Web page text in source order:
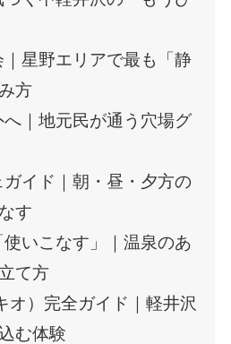
星野エリアで最も「静
方
｜地元民が通う穴場グ
イド｜朝・昼・夕方の
す
使いこなす」｜温泉のあ
て方
オ）完全ガイド｜軽井沢
む体験